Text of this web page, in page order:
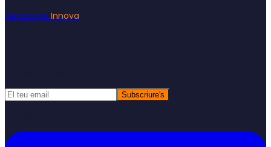
Tecnocim Innova
Subscriure's